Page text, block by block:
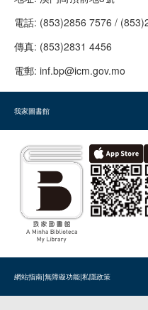
電話: (853)2856 7576 /
傳真: (853)2831 4456
電郵: inf.bp@icm.gov.mo
我家圖書館
網站指南|無障礙功能|私隱政策